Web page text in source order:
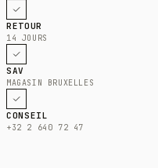
RETOUR
14 JOURS
SAV
MAGASIN BRUXELLES
CONSEIL
+32 2 640 72 47